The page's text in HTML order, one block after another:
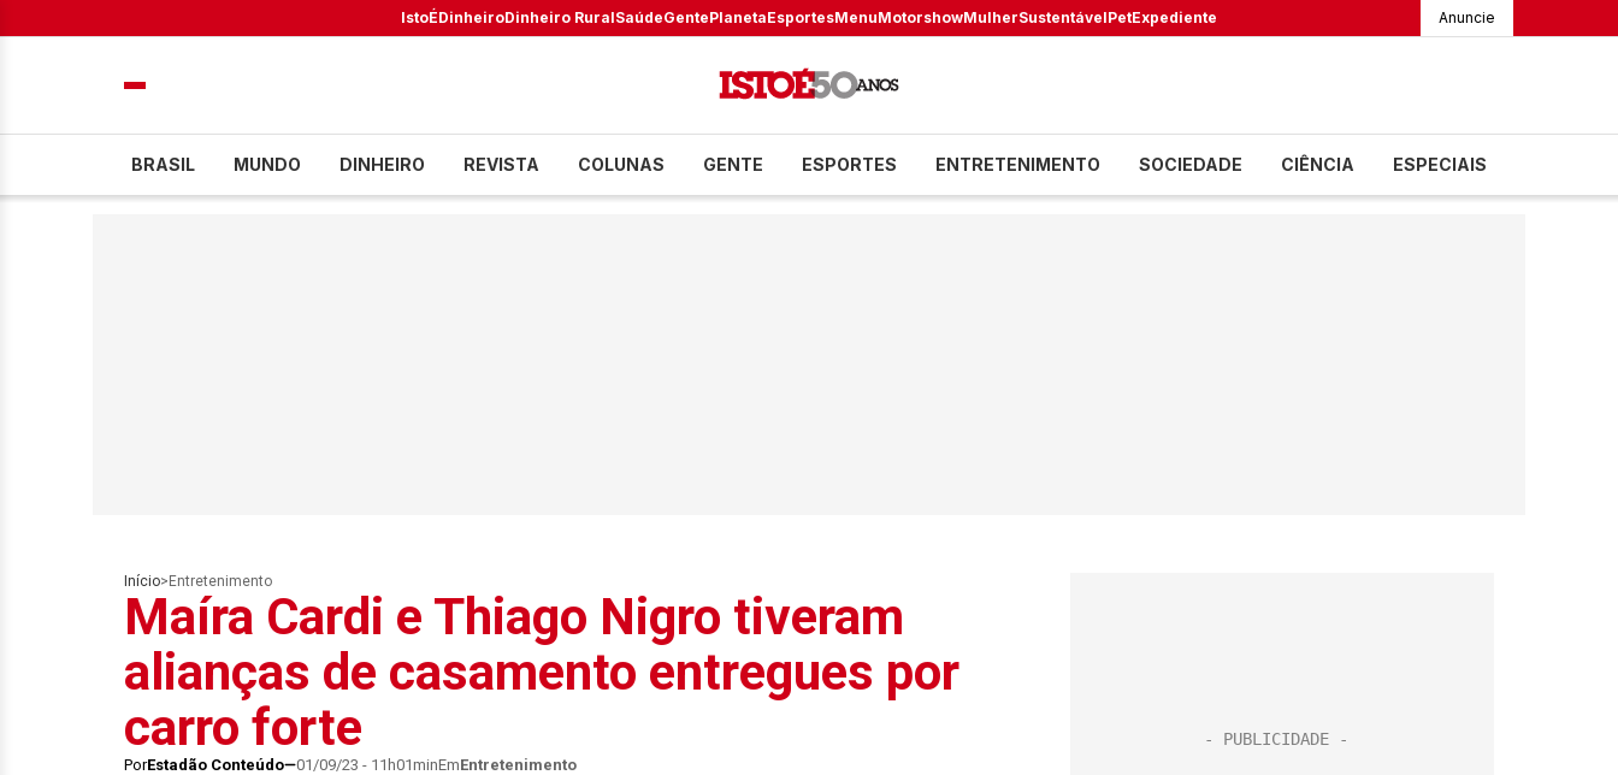
IstoÉDinheiroDinheiro RuralSaúdeGentePlanetaEsportesMenuMotorshowMulherSustentávelPetExpediente Anuncie
BRASIL MUNDO DINHEIRO REVISTA COLUNAS GENTE ESPORTES ENTRETENIMENTO SOCIEDADE CIÊNCIA ESPECIAIS
Início> Entretenimento
Maíra Cardi e Thiago Nigro tiveram
alianças de casamento entregues por
carro forte
PorEstadão Conteúdo 01/09/23 - 11h01minEmEntretenimento